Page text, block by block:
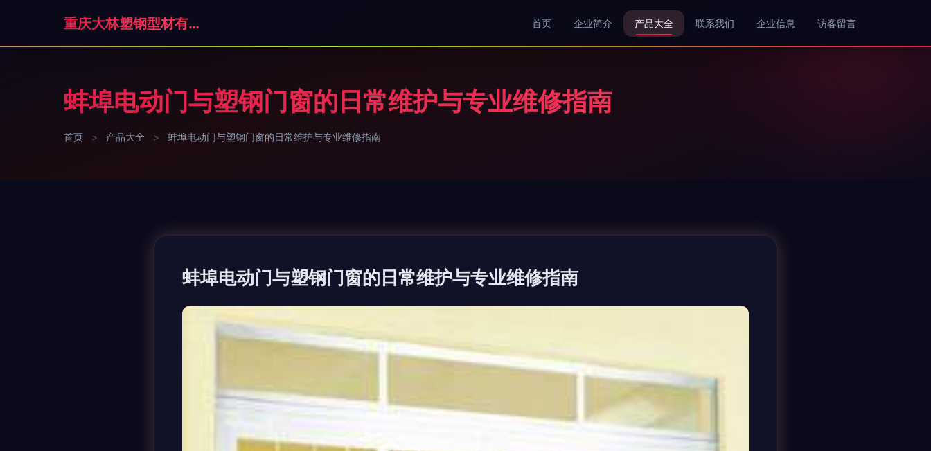
重庆大林塑钢型材有限公司 首页 企业简介 产品大全 联系我们 企业信息 访客留言
蚌埠电动门与塑钢门窗的日常维护与专业维修指南
首页 > 产品大全 > 蚌埠电动门与塑钢门窗的日常维护与专业维修指南
蚌埠电动门与塑钢门窗的日常维护与专业维修指南